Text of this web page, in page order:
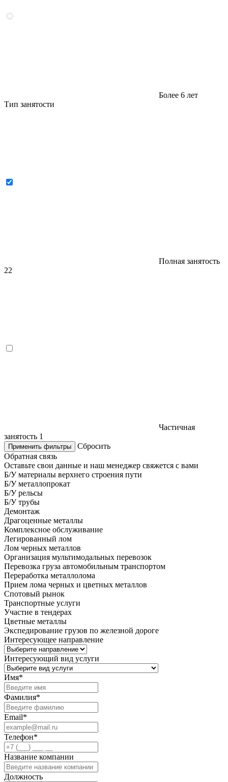
Более 6 лет
Тип занятости
Полная занятость
22
Частичная
занятость 1
Применить фильтры
Сбросить
Обратная связь
Оставьте свои данные и наш менеджер свяжется с вами
Б/У материалы верхнего строения пути
Б/У металлопрокат
Б/У рельсы
Б/У трубы
Демонтаж
Драгоценные металлы
Комплексное обслуживание
Легированный лом
Лом черных металлов
Организация мультимодальных перевозок
Перевозка груза автомобильным транспортом
Переработка металлолома
Прием лома черных и цветных металлов
Спотовый рынок
Транспортные услуги
Участие в тендерах
Цветные металлы
Экспедирование грузов по железной дороге
Интересующее направление
Интересующий вид услуги
Имя*
Фамилия*
Email*
Телефон*
Название компании
Должность